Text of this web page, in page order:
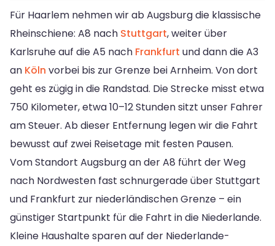
Für Haarlem nehmen wir ab Augsburg die klassische
Rheinschiene: A8 nach Stuttgart, weiter über
Karlsruhe auf die A5 nach Frankfurt und dann die A3
an Köln vorbei bis zur Grenze bei Arnheim. Von dort
geht es zügig in die Randstad. Die Strecke misst etwa
750 Kilometer, etwa 10–12 Stunden sitzt unser Fahrer
am Steuer. Ab dieser Entfernung legen wir die Fahrt
bewusst auf zwei Reisetage mit festen Pausen.
Vom Standort Augsburg an der A8 führt der Weg
nach Nordwesten fast schnurgerade über Stuttgart
und Frankfurt zur niederländischen Grenze – ein
günstiger Startpunkt für die Fahrt in die Niederlande.
Kleine Haushalte sparen auf der Niederlande-